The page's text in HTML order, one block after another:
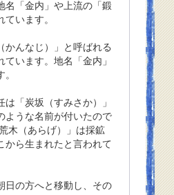
名「金内」や上流の「鍛
います。
んなじ）」と呼ばれる
います。地名「金内」
「炭坂（すみさか）」
ような名前が付いたので
木（あらげ）」は採鉱
から生まれたと言われて
の方へと移動し、その